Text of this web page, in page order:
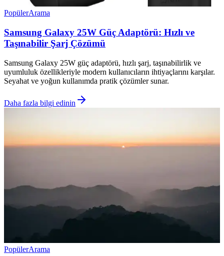
PopülerArama
Samsung Galaxy 25W Güç Adaptörü: Hızlı ve
Taşınabilir Şarj Çözümü
Samsung Galaxy 25W güç adaptörü, hızlı şarj, taşınabilirlik ve
uyumluluk özellikleriyle modern kullanıcıların ihtiyaçlarını karşılar.
Seyahat ve yoğun kullanımda pratik çözümler sunar.
Daha fazla bilgi edinin
PopülerArama